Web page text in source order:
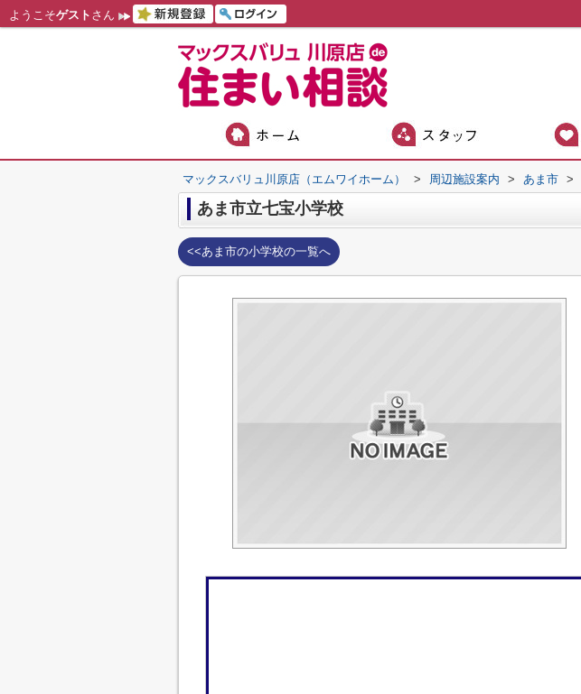
ようこそゲスト さん
マックスバリュ川原店（エムワイホーム） > 周辺施設案内 > あま市 >
あま市立七宝小学校
<<あま市の小学校の一覧へ